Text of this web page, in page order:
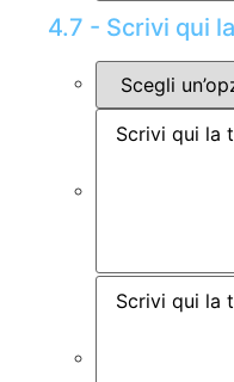
4.7 - Scrivi qui